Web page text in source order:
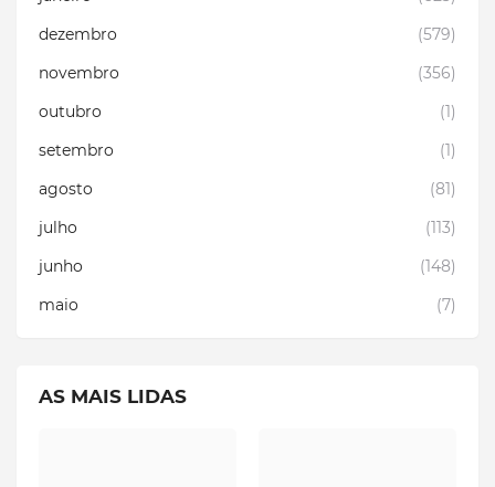
dezembro
(579)
novembro
(356)
outubro
(1)
setembro
(1)
agosto
(81)
julho
(113)
junho
(148)
maio
(7)
AS MAIS LIDAS